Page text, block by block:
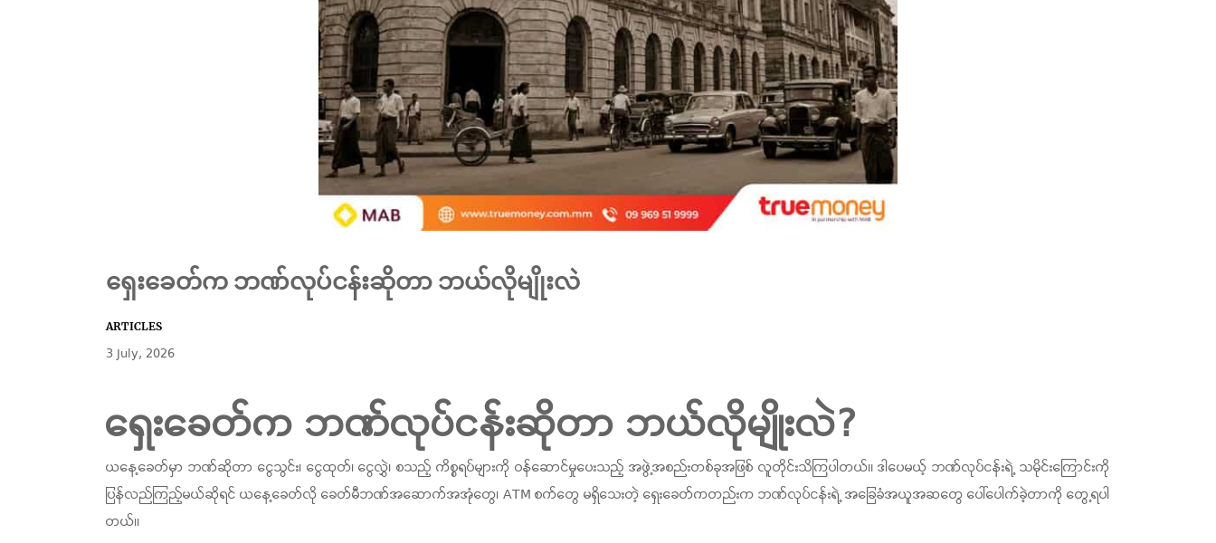
ရှေးခေတ်က ဘဏ်လုပ်ငန်းဆိုတာ ဘယ်လိုမျိုးလဲ
ARTICLES
3 July, 2026
ရှေးခေတ်က ဘဏ်လုပ်ငန်းဆိုတာ ဘယ်လိုမျိုးလဲ?
ယနေ့ခေတ်မှာ ဘဏ်ဆိုတာ ငွေသွင်း၊ ငွေထုတ်၊ ငွေလွှဲ၊ စသည့် ကိစ္စရပ်များကို ဝန်ဆောင်မှုပေးသည့် အဖွဲ့အစည်းတစ်ခုအဖြစ် လူတိုင်းသိကြပါတယ်။ ဒါပေမယ့် ဘဏ်လုပ်ငန်းရဲ့ သမိုင်းကြောင်းကို
ပြန်လည်ကြည့်မယ်ဆိုရင် ယနေ့ခေတ်လို ခေတ်မီဘဏ်အဆောက်အအုံတွေ၊ ATM စက်တွေ မရှိသေးတဲ့ ရှေးခေတ်ကတည်းက ဘဏ်လုပ်ငန်းရဲ့ အခြေခံအယူအဆတွေ ပေါ်ပေါက်ခဲ့တာကို တွေ့ရပါ
တယ်။